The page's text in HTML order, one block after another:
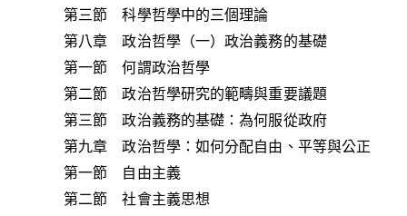
第三節 科學哲學中的三個理論
第八章 政治哲學（一）政治義務的基礎
第一節 何謂政治哲學
第二節 政治哲學研究的範疇與重要議題
第三節 政治義務的基礎：為何服從政府
第九章 政治哲學：如何分配自由、平等與公正
第一節 自由主義
第二節 社會主義思想